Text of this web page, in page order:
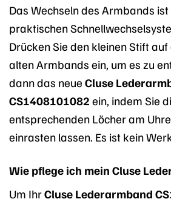
Das Wechseln des Armbands
praktischen
Drücken Sie den kleinen Stift
alten Armbands ein, um es zu
dann das neue Cluse
CS1408101082 ein, indem Sie
entsprechenden Löcher am
einrasten lassen. Es ist kein
Wie pflege ich mein Cluse
Um IhrCluse Lederarmband